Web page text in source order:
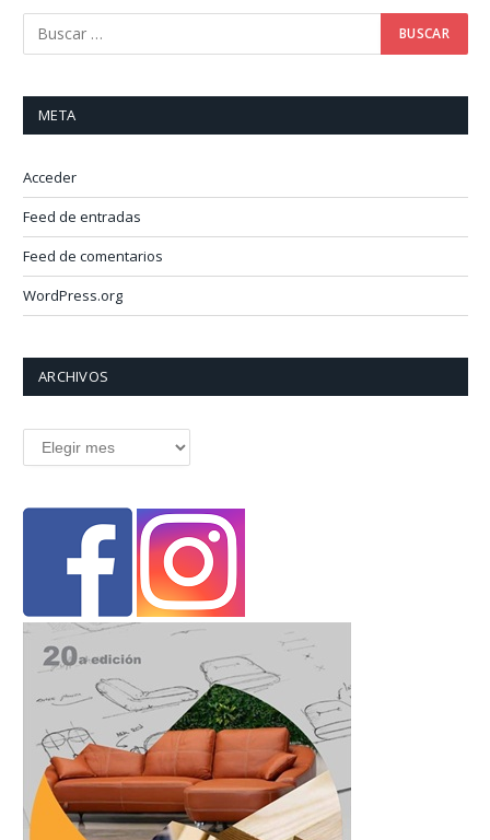
META
Acceder
Feed de entradas
Feed de comentarios
WordPress.org
ARCHIVOS